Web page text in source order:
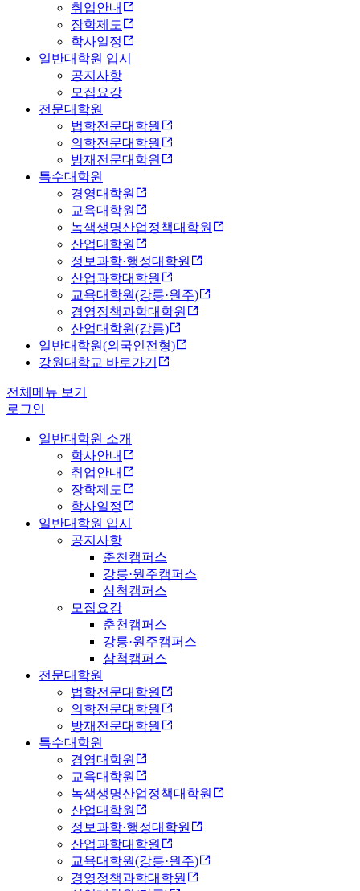
취업안내
장학제도
학사일정
일반대학원 입시
공지사항
모집요강
전문대학원
법학전문대학원
의학전문대학원
방재전문대학원
특수대학원
경영대학원
교육대학원
녹색생명산업정책대학원
산업대학원
정보과학·행정대학원
산업과학대학원
교육대학원(강릉·원주)
경영정책과학대학원
산업대학원(강릉)
일반대학원(외국인전형)
강원대학교 바로가기
전체메뉴 보기
로그인
일반대학원 소개
학사안내
취업안내
장학제도
학사일정
일반대학원 입시
공지사항
춘천캠퍼스
강릉·원주캠퍼스
삼척캠퍼스
모집요강
춘천캠퍼스
강릉·원주캠퍼스
삼척캠퍼스
전문대학원
법학전문대학원
의학전문대학원
방재전문대학원
특수대학원
경영대학원
교육대학원
녹색생명산업정책대학원
산업대학원
정보과학·행정대학원
산업과학대학원
교육대학원(강릉·원주)
경영정책과학대학원